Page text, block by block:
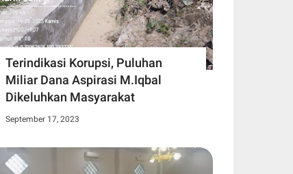
Terindikasi Korupsi, Puluhan
Miliar Dana Aspirasi M.Iqbal
Dikeluhkan Masyarakat
September 17, 2023